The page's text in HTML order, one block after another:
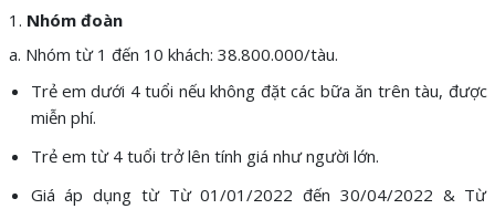
1. Nhóm đoàn
a. Nhóm từ 1 đến 10 khách: 38.800.000/tàu.
Trẻ em dưới 4 tuổi nếu không đặt các bữa ăn trên tàu, được
miễn phí.
Trẻ em từ 4 tuổi trở lên tính giá như người lớn.
Giá áp dụng từ Từ 01/01/2022 đến 30/04/2022 & Từ